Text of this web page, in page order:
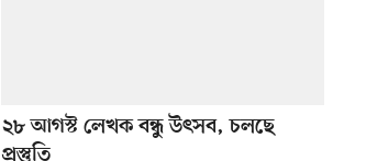
২৮ আগস্ট লেখক বন্ধু উৎসব, চলছে